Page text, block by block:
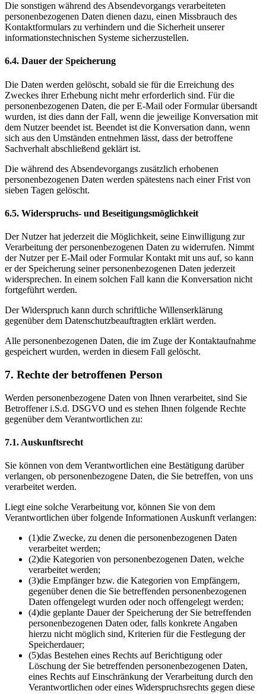
Die sonstigen während des Absendevorgangs verarbeiteten
personenbezogenen Daten dienen dazu, einen Missbrauch des
Kontaktformulars zu verhindern und die Sicherheit unserer
informationstechnischen Systeme sicherzustellen.
6.4. Dauer der Speicherung
Die Daten werden gelöscht, sobald sie für die Erreichung des
Zweckes ihrer Erhebung nicht mehr erforderlich sind. Für die
personenbezogenen Daten, die per E-Mail oder Formular übersandt
wurden, ist dies dann der Fall, wenn die jeweilige Konversation mit
dem Nutzer beendet ist. Beendet ist die Konversation dann, wenn
sich aus den Umständen entnehmen lässt, dass der betroffene
Sachverhalt abschließend geklärt ist.
Die während des Absendevorgangs zusätzlich erhobenen
personenbezogenen Daten werden spätestens nach einer Frist von
sieben Tagen gelöscht.
6.5. Widerspruchs- und Beseitigungsmöglichkeit
Der Nutzer hat jederzeit die Möglichkeit, seine Einwilligung zur
Verarbeitung der personenbezogenen Daten zu widerrufen. Nimmt
der Nutzer per E-Mail oder Formular Kontakt mit uns auf, so kann
er der Speicherung seiner personenbezogenen Daten jederzeit
widersprechen. In einem solchen Fall kann die Konversation nicht
fortgeführt werden.
Der Widerspruch kann durch schriftliche Willenserklärung
gegenüber dem Datenschutzbeauftragten erklärt werden.
Alle personenbezogenen Daten, die im Zuge der Kontaktaufnahme
gespeichert wurden, werden in diesem Fall gelöscht.
7. Rechte der betroffenen Person
Werden personenbezogene Daten von Ihnen verarbeitet, sind Sie
Betroffener i.S.d. DSGVO und es stehen Ihnen folgende Rechte
gegenüber dem Verantwortlichen zu:
7.1. Auskunftsrecht
Sie können von dem Verantwortlichen eine Bestätigung darüber
verlangen, ob personenbezogene Daten, die Sie betreffen, von uns
verarbeitet werden.
Liegt eine solche Verarbeitung vor, können Sie von dem
Verantwortlichen über folgende Informationen Auskunft verlangen:
(1)die Zwecke, zu denen die personenbezogenen Daten
verarbeitet werden;
(2)die Kategorien von personenbezogenen Daten, welche
verarbeitet werden;
(3)die Empfänger bzw. die Kategorien von Empfängern,
gegenüber denen die Sie betreffenden personenbezogenen
Daten offengelegt wurden oder noch offengelegt werden;
(4)die geplante Dauer der Speicherung der Sie betreffenden
personenbezogenen Daten oder, falls konkrete Angaben
hierzu nicht möglich sind, Kriterien für die Festlegung der
Speicherdauer;
(5)das Bestehen eines Rechts auf Berichtigung oder
Löschung der Sie betreffenden personenbezogenen Daten,
eines Rechts auf Einschränkung der Verarbeitung durch den
Verantwortlichen oder eines Widerspruchsrechts gegen diese